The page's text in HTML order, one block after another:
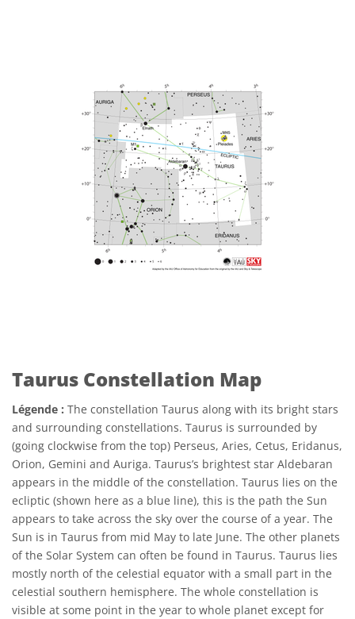
Taurus Constellation Map
Légende : The constellation Taurus along with its bright stars
and surrounding constellations. Taurus is surrounded by
(going clockwise from the top) Perseus, Aries, Cetus, Eridanus,
Orion, Gemini and Auriga. Taurus’s brightest star Aldebaran
appears in the middle of the constellation. Taurus lies on the
ecliptic (shown here as a blue line), this is the path the Sun
appears to take across the sky over the course of a year. The
Sun is in Taurus from mid May to late June. The other planets
of the Solar System can often be found in Taurus. Taurus lies
mostly north of the celestial equator with a small part in the
celestial southern hemisphere. The whole constellation is
visible at some point in the year to whole planet except for